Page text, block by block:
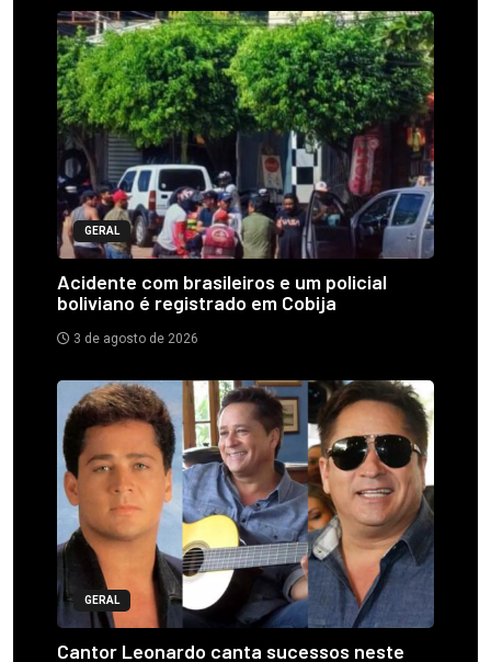
GERAL
Acidente com brasileiros e um policial
boliviano é registrado em Cobija
3 de agosto de 2026
GERAL
Cantor Leonardo canta sucessos neste